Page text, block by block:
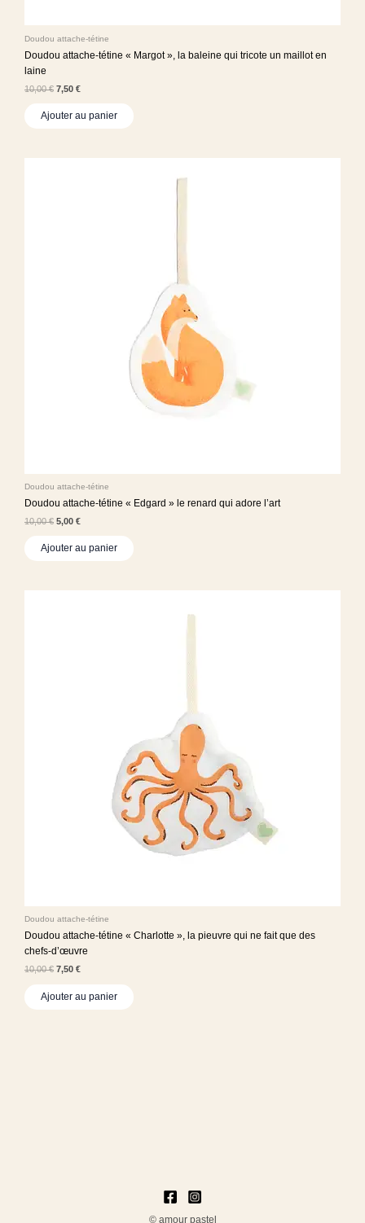
Doudou attache-tétine
Doudou attache-tétine « Margot », la baleine qui tricote un maillot en
laine
10,00€ 7,50 €
Ajouter au panier
Doudou attache-tétine
Doudou attache-tétine « Edgard » le renard qui adore l’art
10,00€ 5,00 €
Ajouter au panier
Doudou attache-tétine
Doudou attache-tétine « Charlotte », la pieuvre qui ne fait que des
chefs-d’œuvre
10,00€ 7,50 €
Ajouter au panier
© amour pastel